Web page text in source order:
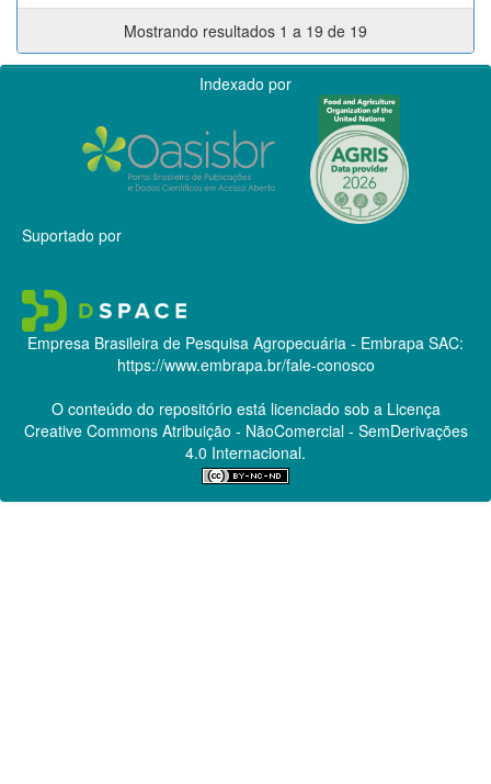
Mostrando resultados 1 a 19 de 19
Indexado por
Suportado por
Empresa Brasileira de Pesquisa Agropecuária - Embrapa SAC:
https://www.embrapa.br/fale-conosco
O conteúdo do repositório está licenciado sob a Licença
Creative CommonsAtribuição - NãoComercial - SemDerivações
4.0 Internacional.